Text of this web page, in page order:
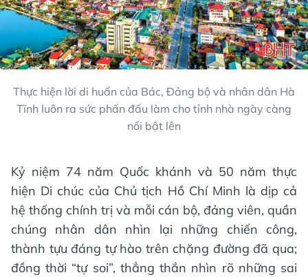
Thực hiện lời di huấn của Bác, Đảng bộ và nhân dân Hà
Tĩnh luôn ra sức phấn đấu làm cho tỉnh nhà ngày càng
nổi bật lên
Kỷ niệm 74 năm Quốc khánh và 50 năm thực
hiện Di chúc của Chủ tịch Hồ Chí Minh là dịp cả
hệ thống chính trị và mỗi cán bộ, đảng viên, quần
chúng nhân dân nhìn lại những chiến công,
thành tựu đáng tự hào trên chặng đường đã qua;
đồng thời “tự soi”, thẳng thắn nhìn rõ những sai